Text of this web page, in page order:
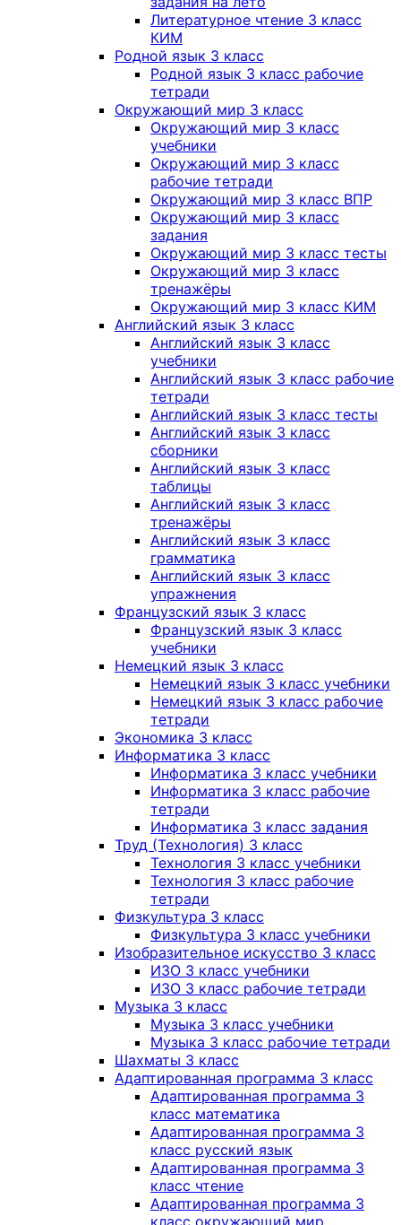
Литературное чтение 3 класс
КИМ
Родной язык 3 класс
Родной язык 3 класс рабочие
тетради
Окружающий мир 3 класс
Окружающий мир 3 класс
учебники
Окружающий мир 3 класс
рабочие тетради
Окружающий мир 3 класс ВПР
Окружающий мир 3 класс
задания
Окружающий мир 3 класс тесты
Окружающий мир 3 класс
тренажёры
Окружающий мир 3 класс КИМ
Английский язык 3 класс
Английский язык 3 класс
учебники
Английский язык 3 класс рабочие
тетради
Английский язык 3 класс тесты
Английский язык 3 класс
сборники
Английский язык 3 класс
таблицы
Английский язык 3 класс
тренажёры
Английский язык 3 класс
грамматика
Английский язык 3 класс
упражнения
Французский язык 3 класс
Французский язык 3 класс
учебники
Немецкий язык 3 класс
Немецкий язык 3 класс учебники
Немецкий язык 3 класс рабочие
тетради
Экономика 3 класс
Информатика 3 класс
Информатика 3 класс учебники
Информатика 3 класс рабочие
тетради
Информатика 3 класс задания
Труд (Технология) 3 класс
Технология 3 класс учебники
Технология 3 класс рабочие
тетради
Физкультура 3 класс
Физкультура 3 класс учебники
Изобразительное искусство 3 класс
ИЗО 3 класс учебники
ИЗО 3 класс рабочие тетради
Музыка 3 класс
Музыка 3 класс учебники
Музыка 3 класс рабочие тетради
Шахматы 3 класс
Адаптированная программа 3 класс
Адаптированная программа 3
класс математика
Адаптированная программа 3
класс русский язык
Адаптированная программа 3
класс чтение
Адаптированная программа 3
класс окружающий мир